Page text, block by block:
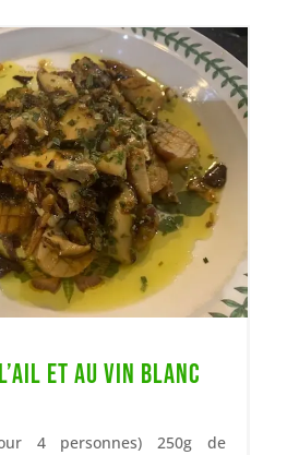
et au vin blanc
4 personnes) 250g de